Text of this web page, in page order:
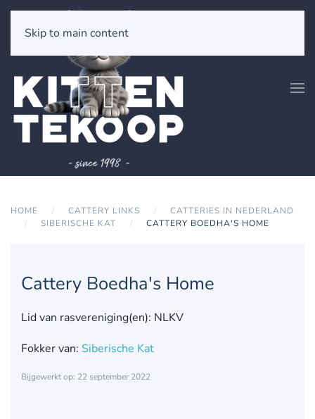
Skip to main content
HOME CATTERY LINKS
CATTERIES IN NEDERLAND
SIBERISCHE KAT
CATTERY BOEDHA'S HOME
Cattery Boedha's Home
Lid van rasvereniging(en): NLKV
Fokker van: Siberische Kat
Bijgewerkt op: 22 september 2022